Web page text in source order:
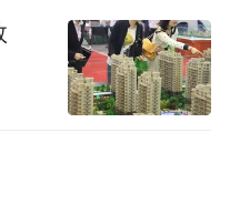
的方式，车轮尺寸
相同，为12英寸或
采用了纵向尾灯，